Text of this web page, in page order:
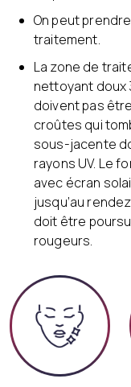
On peut
traitement.
La zone de
nettoyant doux
doivent pas
croûtes qui
sous-jacente
rayons UV. Le
avec écran
jusqu’au
doit être
rougeurs.